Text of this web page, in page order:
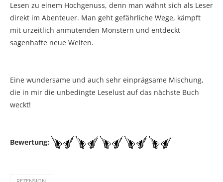
Lesen zu einem Hochgenuss, denn man wähnt sich als Leser
direkt im Abenteuer. Man geht gefährliche Wege, kämpft
mit urzeitlich anmutenden Monstern und entdeckt
sagenhafte neue Welten.
Eine wundersame und auch sehr einprägsame Mischung,
die in mir die unbedingte Leselust auf das nächste Buch
weckt!
Bewertung: